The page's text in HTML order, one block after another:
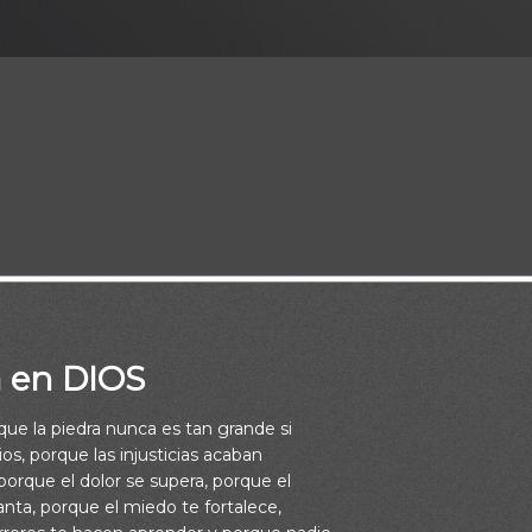
de la industria del cemento Robert Butchart descubrió una
DIOS
la piedra nunca es tan grande si
porque las injusticias acaban
el dolor se supera, porque el
porque el miedo te fortalece,